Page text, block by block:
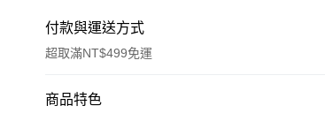
付款與運送方式
超取滿NT$499免運
付款方式
商品特色